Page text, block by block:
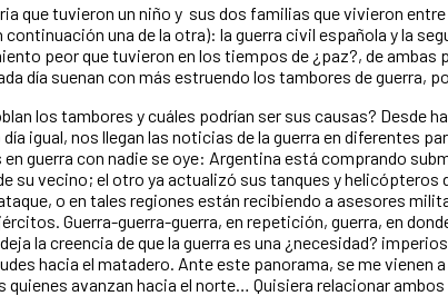
que tuvieron un niño y sus dos familias que vivieron entre
una de la otra): la guerra civil española y la
peor que tuvieron en los tiempos de ¿paz?, de ambas
día suenan con más estruendo los tambores de guerra,
los tambores y cuáles podrían ser sus causas? Desde
igual, nos llegan las noticias de la guerra en diferentes
guerra con nadie se oye: Argentina está comprando
su vecino; el otro ya actualizó sus tanques y helicópteros
o en tales regiones están recibiendo a asesores
Guerra-guerra-guerra, en repetición, guerra, en
la creencia de que la guerra es una ¿necesidad?
hacia el matadero. Ante este panorama, se me vienen
avanzan hacia el norte… Quisiera relacionar